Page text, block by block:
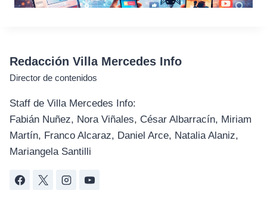
Redacción Villa Mercedes Info
Director de contenidos
Staff de Villa Mercedes Info:
Fabián Nuñez, Nora Viñales, César Albarracín, Miriam
Martín, Franco Alcaraz, Daniel Arce, Natalia Alaniz,
Mariangela Santilli